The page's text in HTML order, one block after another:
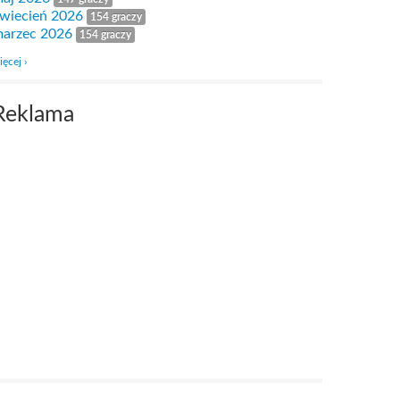
2026 154 graczy
2026 154 graczy
›